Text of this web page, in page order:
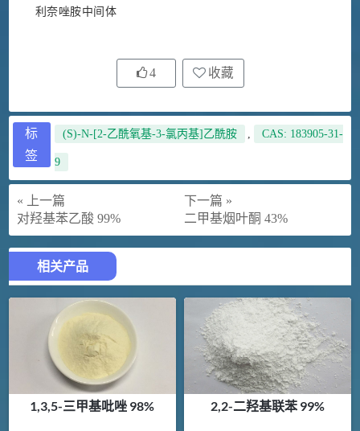
利奈唑胺中间体
4 收藏
标
签
(S)-N-[2-乙酰氧基-3-氯丙基]乙酰胺 , CAS: 183905-31-
9
« 上一篇
对羟基苯乙酸 99%
下一篇 »
二甲基烟叶酮 43%
相关产品
1,3,5-三甲基吡唑 98% 2,2-二羟基联苯 99%